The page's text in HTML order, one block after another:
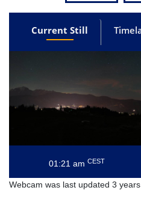
Current Still
01:21 amCEST
Webcam was last updated 3